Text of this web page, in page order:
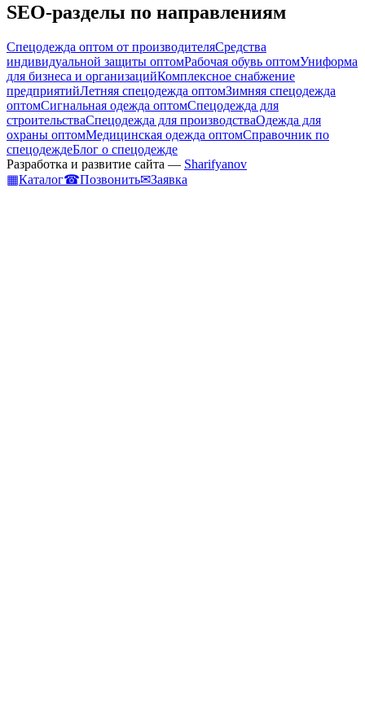
SEO-разделы по направлениям
Спецодежда оптом от производителяСредства
индивидуальной защиты оптомРабочая обувь оптомУниформа
для бизнеса и организацийКомплексное снабжение
предприятийЛетняя спецодежда оптомЗимняя спецодежда
оптомСигнальная одежда оптомСпецодежда для
строительстваСпецодежда для производстваОдежда для
охраны оптомМедицинская одежда оптомСправочник по
спецодеждеБлог о спецодежде
Разработка и развитие сайта — Sharifyanov
▦Каталог☎Позвонить✉Заявка